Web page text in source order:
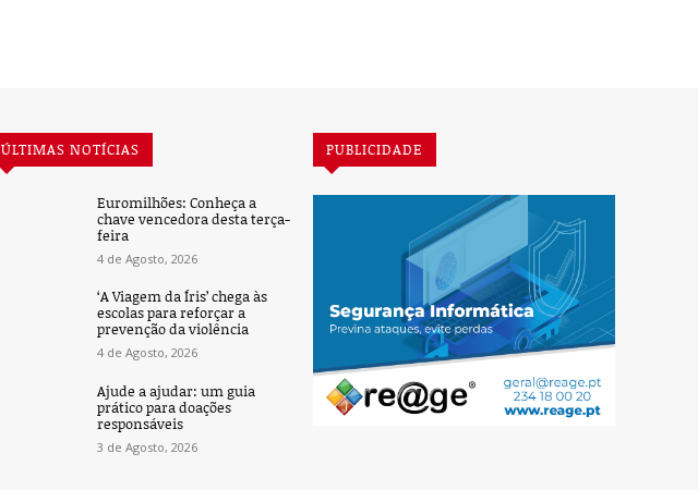
ÚLTIMAS NOTÍCIAS
Euromilhões: Conheça a
chave vencedora desta terça-
feira
4 de Agosto, 2026
‘A Viagem da Íris’ chega às
escolas para reforçar a
prevenção da violência
4 de Agosto, 2026
Ajude a ajudar: um guia
prático para doações
responsáveis
3 de Agosto, 2026
PUBLICIDADE